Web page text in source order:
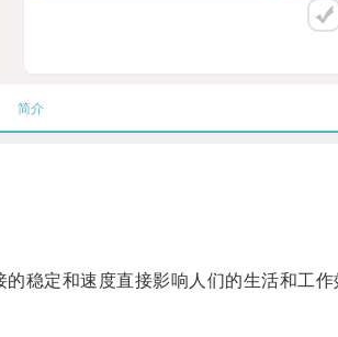
简介
定和速度直接影响人们的生活和工作